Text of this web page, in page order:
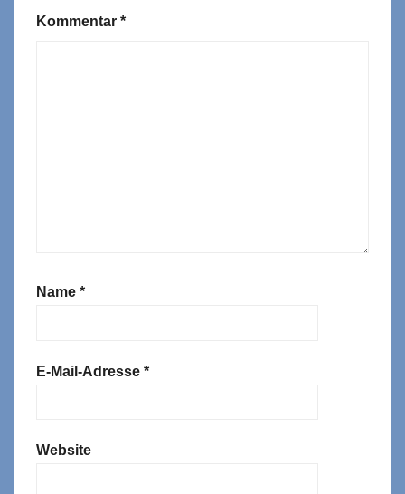
Kommentar *
Name *
E-Mail-Adresse *
Website